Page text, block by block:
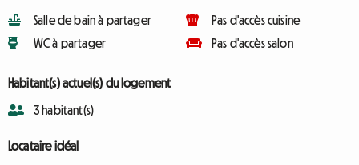
Salle de bain à partager
WC à partager
Pas d'accès cuisine
Pas d'accès salon
Habitant(s) actuel(s) du logement
3 habitant(s)
Locataire idéal